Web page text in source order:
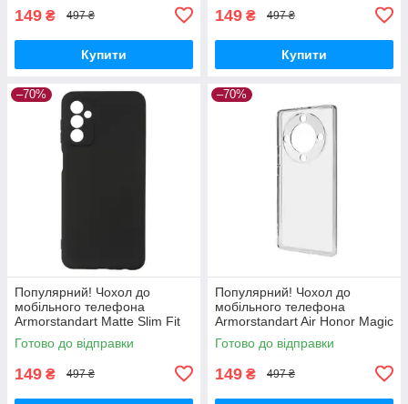
149 ₴ 497 ₴
Купити
149 ₴ 497 ₴
Купити
–70%
Популярний! Чохол до
мобільного телефона
Armorstandart Matte Slim Fit
Samsung M23 (M236)
Camera cover Black
Готово до відправки
149 ₴ 497 ₴
–70%
Популярний! Чохол до
мобільного телефона
Armorstandart Air Honor Magic
5 Lite Camera cover Clear
(ARM69385) - Краща якість
Готово до відправки
149 ₴ 497 ₴